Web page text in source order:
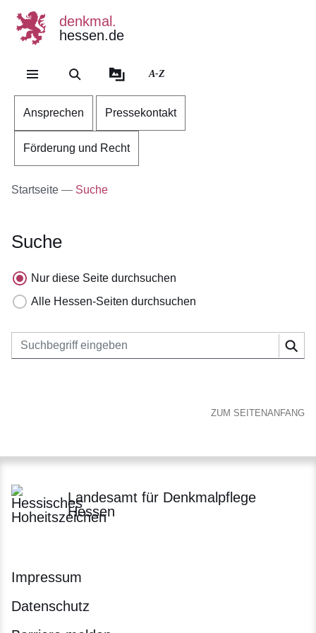
denkmal.
hessen.de
A-Z
Ansprechen Pressekontakt
Förderung und Recht
Startseite Suche
Suche
Nur diese Seite durchsuchen
Alle Hessen-Seiten durchsuchen
Suchbegriff eingeben
ZUM SEITENANFANG
Landesamt für Denkmalpflege
Hessen
Impressum
Datenschutz